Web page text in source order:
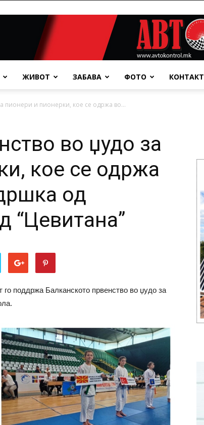
ЖИВОТ ЗАБАВА ФОТО КОНТАКТ
пионери и пионерки, кое се одржа во...
во џудо за
кое се одржа
од
“Цевитана”
го поддржа Балканското првенство во џудо за